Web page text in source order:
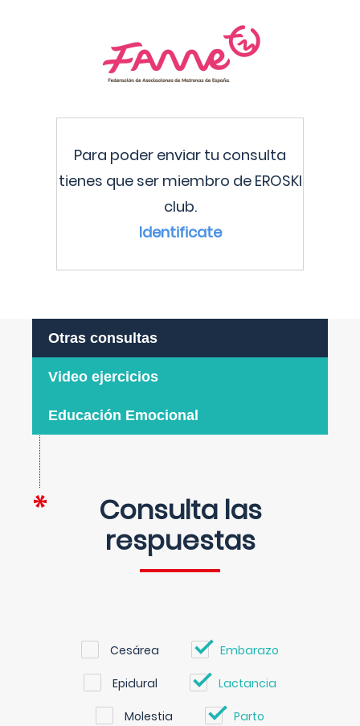
Para poder enviar tu consulta
tienes que ser miembro de EROSKI
club.
Identificate
Otras consultas
Video ejercicios
Educación Emocional
Consulta las
respuestas
Cesárea Embarazo
Epidural Lactancia
Molestia Parto